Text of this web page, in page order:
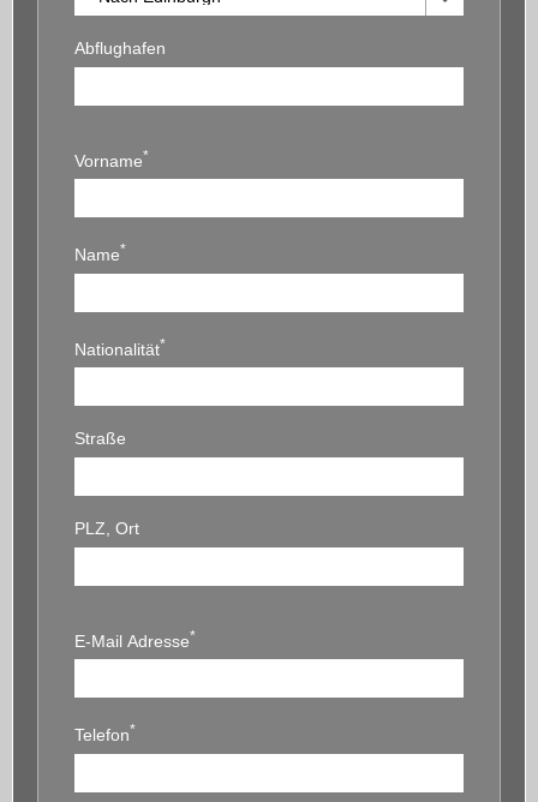
Abflughafen
Vorname*
Name*
Nationalität*
Straße
PLZ, Ort
E-Mail Adresse*
Telefon*